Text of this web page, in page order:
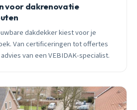
voor dakrenovatie
dakdekker kiest voor je
Van certificeringen tot offertes
van een VEBIDAK-specialist.